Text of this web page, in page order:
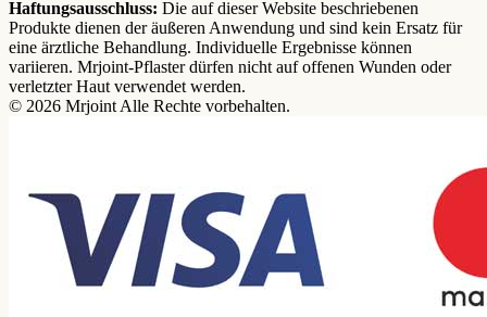
Haftungsausschluss: Die auf dieser Website beschriebenen
Produkte dienen der äußeren Anwendung und sind kein Ersatz für
eine ärztliche Behandlung. Individuelle Ergebnisse können
variieren. Mrjoint-Pflaster dürfen nicht auf offenen Wunden oder
verletzter Haut verwendet werden.
© 2026 Mrjoint Alle Rechte vorbehalten.